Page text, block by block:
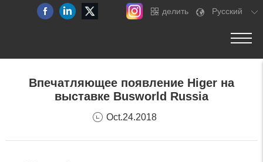
Pусский
делить
Впечатляющее появление Higer на
выставке Busworld Russia
Oct.24.2018